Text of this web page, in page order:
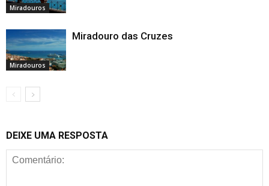
Miradouros
Miradouros
Miradouro das Cruzes
DEIXE UMA RESPOSTA